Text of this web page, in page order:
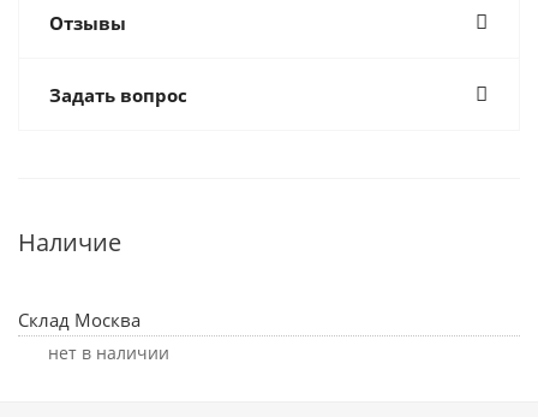
Отзывы
Задать вопрос
Наличие
Склад Москва
Нет в наличии